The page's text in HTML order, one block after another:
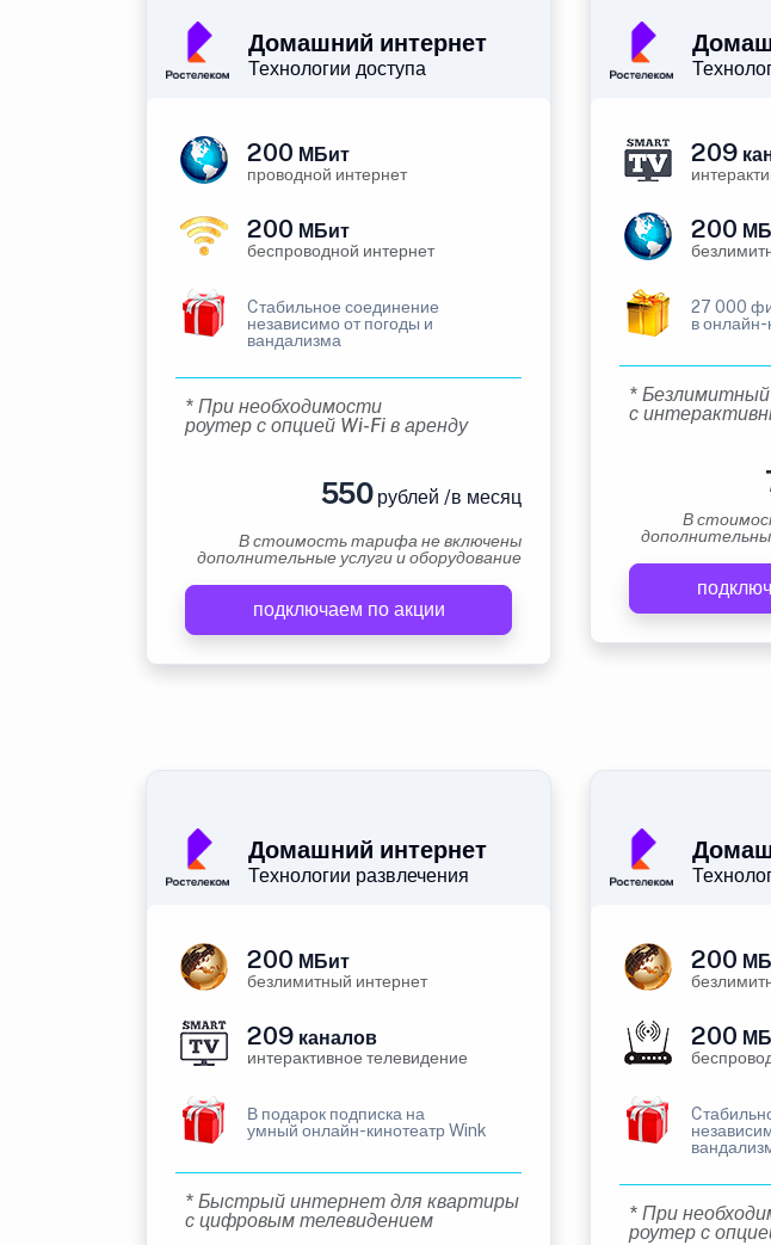
Домашний интернет
Технологии доступа
200 МБит
проводной интернет
200 МБит
беспроводной интернет
Cтабильное соединение
независимо от погоды и
вандализма
* При необходимости
роутер с опцией Wi-Fi в аренду
550рублей /в месяц
В стоимость тарифа не включены
дополнительные услуги и оборудование
подключаем по акции
209
200
27 000
в онлайн-
*
с
В
Домашний интернет
Технологии развлечения
200 МБит
безлимитный интернет
209 каналов
интерактивное телевидение
В подарок подписка на
умный онлайн-кинотеатр Wink
* Быстрый интернет для квартиры
с цифровым телевидением
200
200
* При
роутер с